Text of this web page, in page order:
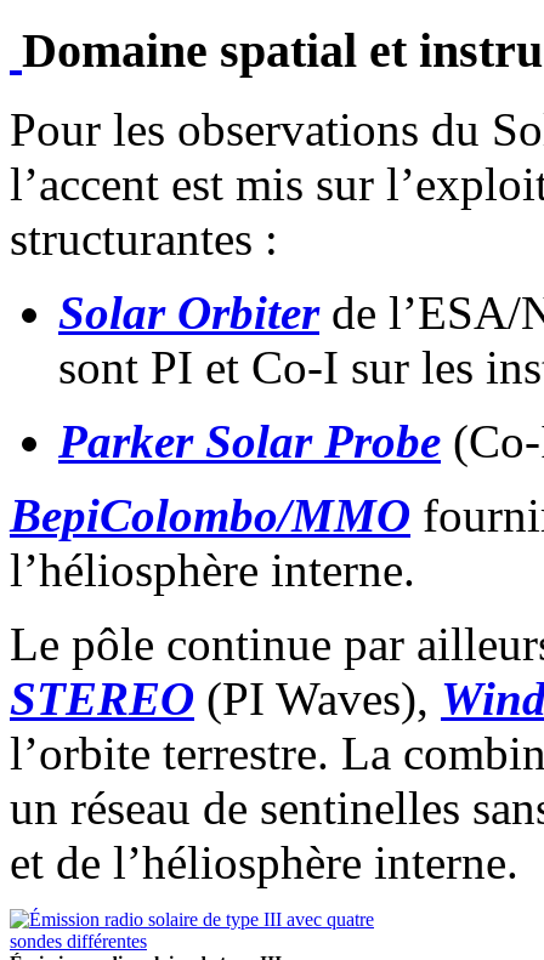
Domaine spatial et
Pour les observations du
l’accent est mis sur
structurantes :
Solar Orbiterde l’ESA/
sont PI et Co-I sur les
Parker Solar Probe
BepiColombo/MMO
l’héliosphère interne.
Le pôle continue par
STEREO (PI Waves),
l’orbite terrestre. La
un réseau de sentinelles
et de l’héliosphère interne.